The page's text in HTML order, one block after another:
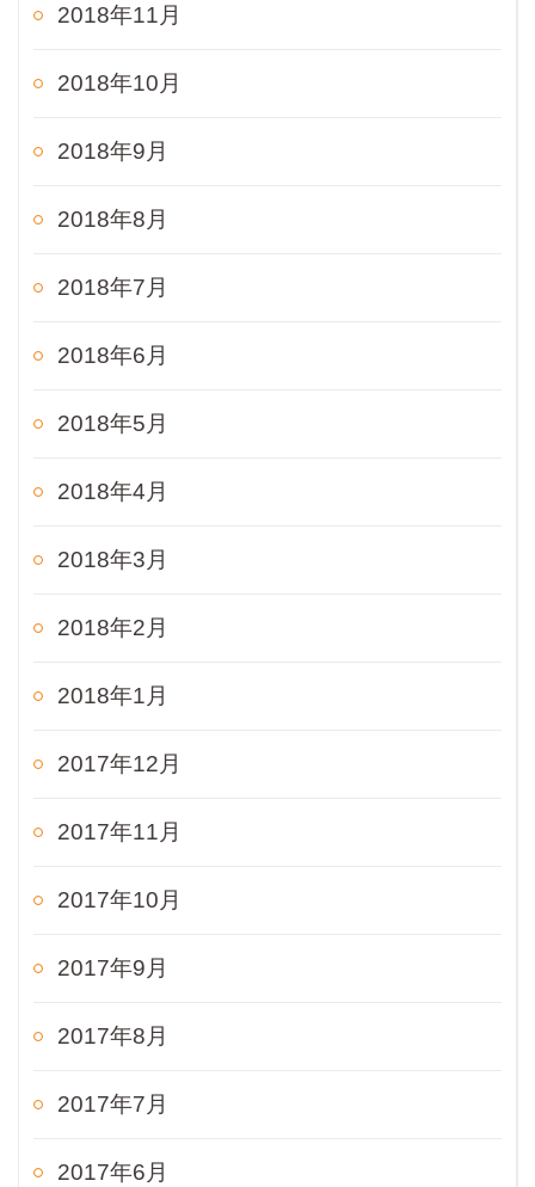
2018年11月
2018年10月
2018年9月
2018年8月
2018年7月
2018年6月
2018年5月
2018年4月
2018年3月
2018年2月
2018年1月
2017年12月
2017年11月
2017年10月
2017年9月
2017年8月
2017年7月
2017年6月